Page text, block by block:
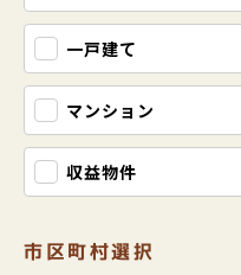
一戸建て
マンション
収益物件
市区町村選択